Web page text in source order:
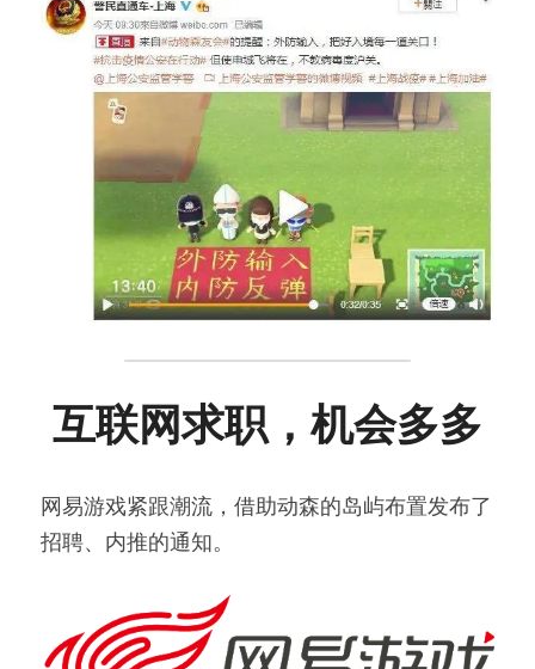
互联网求职，机会多多
网易游戏紧跟潮流，借助动森的岛屿布置发布了
招聘、内推的通知。